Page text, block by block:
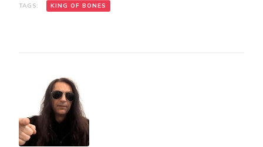
TAGS: KING OF BONES